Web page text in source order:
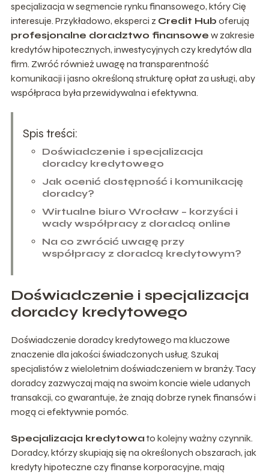
specjalizacja w segmencie rynku finansowego, który Cię
interesuje. Przykładowo, eksperci z Credit Hub oferują
profesjonalne doradztwo finansowe w zakresie
kredytów hipotecznych, inwestycyjnych czy kredytów dla
firm. Zwróć również uwagę na transparentność
komunikacji i jasno określoną strukturę opłat za usługi, aby
współpraca była przewidywalna i efektywna.
Spis treści:
Doświadczenie i specjalizacja
doradcy kredytowego
Jak ocenić dostępność i komunikację
doradcy?
Wirtualne biuro Wrocław – korzyści i
wady współpracy z doradcą online
Na co zwrócić uwagę przy
współpracy z doradcą kredytowym?
Doświadczenie i specjalizacja
doradcy kredytowego
Doświadczenie doradcy kredytowego ma kluczowe
znaczenie dla jakości świadczonych usług. Szukaj
specjalistów z wieloletnim doświadczeniem w branży. Tacy
doradcy zazwyczaj mają na swoim koncie wiele udanych
transakcji, co gwarantuje, że znają dobrze rynek finansówi
mogą ci efektywnie pomóc.
Specjalizacja kredytowa to kolejny ważny czynnik.
Doradcy, którzy skupiają się na określonych obszarach, jak
kredyty hipoteczne czy finanse korporacyjne, mają